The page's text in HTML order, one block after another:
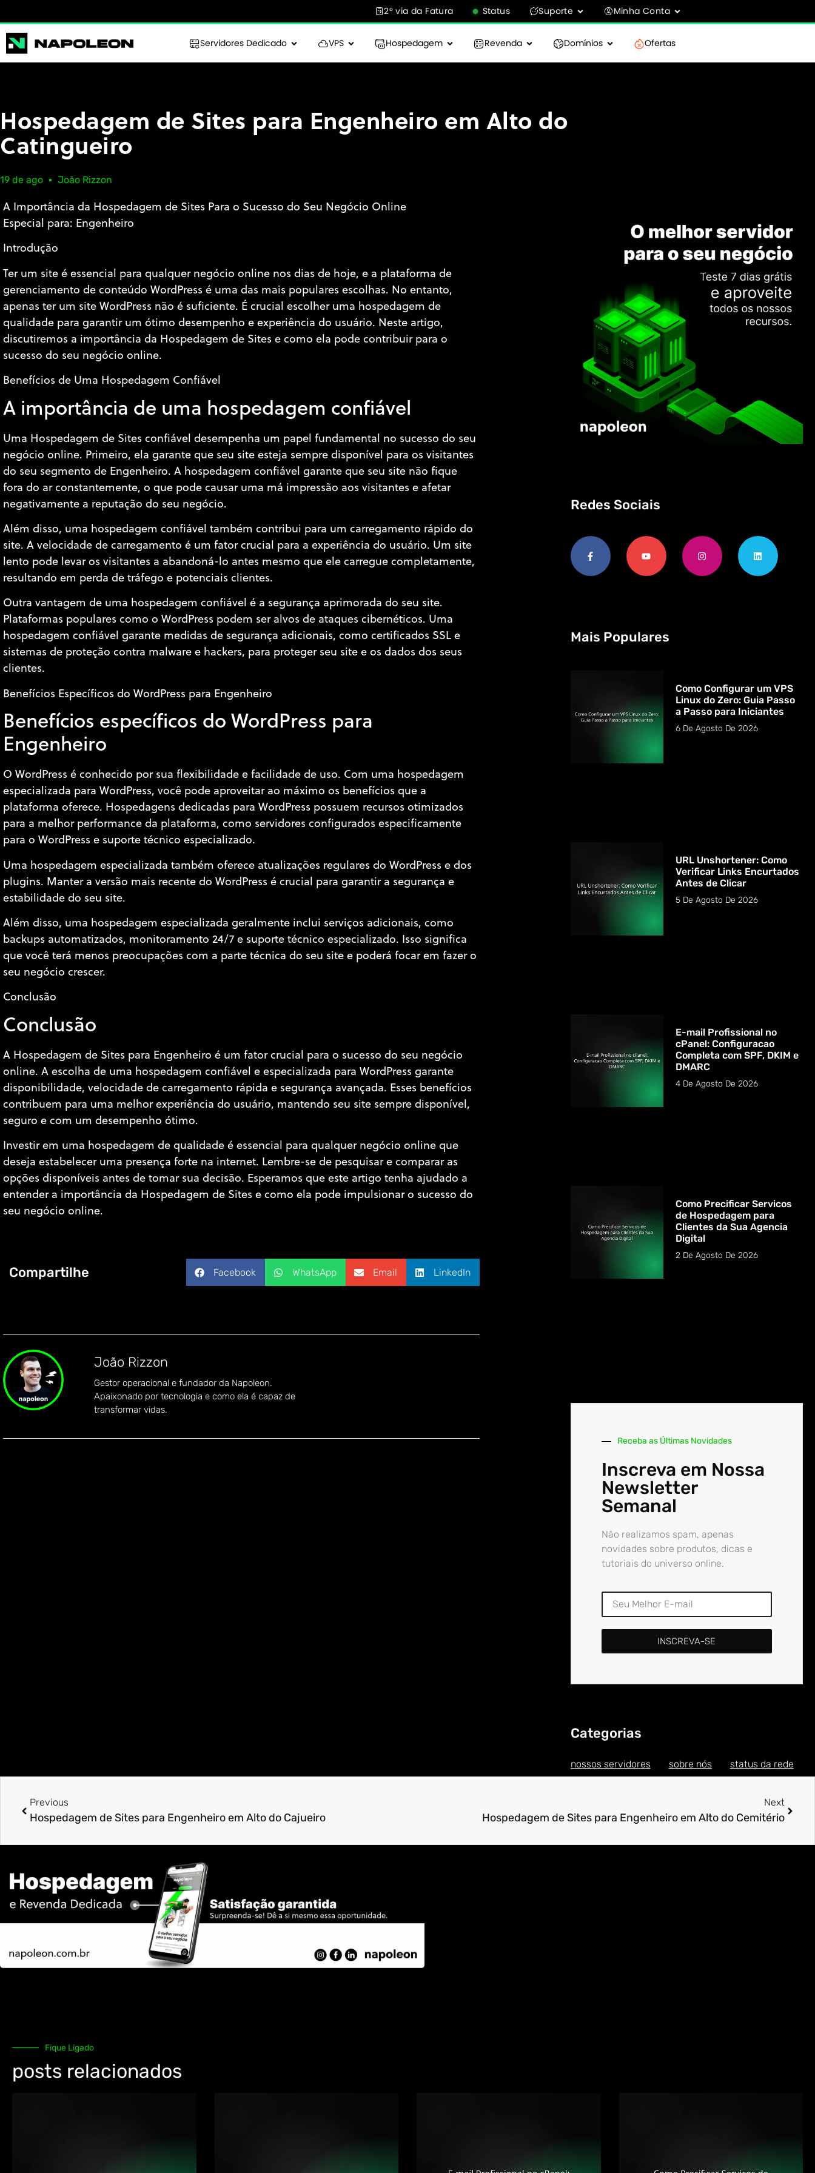
2° via da Fatura Status Suporte Minha Conta
Servidores Dedicado VPS Hospedagem Revenda Domínios Ofertas
Hospedagem de Sites para Engenheiro em Alto do
Catingueiro
19 de ago João Rizzon
A Importância da Hospedagem de Sites Para o Sucesso do Seu Negócio Online
Especial para: Engenheiro
Introdução
Ter um site é essencial para qualquer negócio online nos dias de hoje, e a plataforma de
gerenciamento de conteúdo WordPress é uma das mais populares escolhas. No entanto,
apenas ter um site WordPress não é suficiente. É crucial escolher uma hospedagem de
qualidade para garantir um ótimo desempenho e experiência do usuário. Neste artigo,
discutiremos a importância da Hospedagem de Sites e como ela pode contribuir para o
sucesso do seu negócio online.
Benefícios de Uma Hospedagem Confiável
A importância de uma hospedagem confiável
Uma Hospedagem de Sites confiável desempenha um papel fundamental no sucesso do seu
negócio online. Primeiro, ela garante que seu site esteja sempre disponível para os visitantes
do seu segmento de Engenheiro. A hospedagem confiável garante que seu site não fique
fora do ar constantemente, o que pode causar uma má impressão aos visitantes e afetar
negativamente a reputação do seu negócio.
Além disso, uma hospedagem confiável também contribui para um carregamento rápido do
site. A velocidade de carregamento é um fator crucial para a experiência do usuário. Um site
lento pode levar os visitantes a abandoná-lo antes mesmo que ele carregue completamente,
resultando em perda de tráfego e potenciais clientes.
Outra vantagem de uma hospedagem confiável é a segurança aprimorada do seu site.
Plataformas populares como o WordPress podem ser alvos de ataques cibernéticos. Uma
hospedagem confiável garante medidas de segurança adicionais, como certificados SSL e
sistemas de proteção contra malware e hackers, para proteger seu site e os dados dos seus
clientes.
Benefícios Específicos do WordPress para Engenheiro
Benefícios específicos do WordPress para
Engenheiro
O WordPress é conhecido por sua flexibilidade e facilidade de uso. Com uma hospedagem
especializada para WordPress, você pode aproveitar ao máximo os benefícios que a
plataforma oferece. Hospedagens dedicadas para WordPress possuem recursos otimizados
para a melhor performance da plataforma, como servidores configurados especificamente
para o WordPress e suporte técnico especializado.
Uma hospedagem especializada também oferece atualizações regulares do WordPress e dos
plugins. Manter a versão mais recente do WordPress é crucial para garantir a segurança e
estabilidade do seu site.
Além disso, uma hospedagem especializada geralmente inclui serviços adicionais, como
backups automatizados, monitoramento 24/7 e suporte técnico especializado. Isso significa
que você terá menos preocupações com a parte técnica do seu site e poderá focar em fazer o
seu negócio crescer.
Conclusão
Conclusão
A Hospedagem de Sites para Engenheiro é um fator crucial para o sucesso do seu negócio
online. A escolha de uma hospedagem confiável e especializada para WordPress garante
disponibilidade, velocidade de carregamento rápida e segurança avançada. Esses benefícios
contribuem para uma melhor experiência do usuário, mantendo seu site sempre disponível,
seguro e com um desempenho ótimo.
Investir em uma hospedagem de qualidade é essencial para qualquer negócio online que
deseja estabelecer uma presença forte na internet. Lembre-se de pesquisar e comparar as
opções disponíveis antes de tomar sua decisão. Esperamos que este artigo tenha ajudado a
entender a importância da Hospedagem de Sites e como ela pode impulsionar o sucesso do
seu negócio online.
Compartilhe Facebook WhatsApp Email LinkedIn
João Rizzon
Gestor operacional e fundador da Napoleon.
Apaixonado por tecnologia e como ela é capaz de
transformar vidas.
Redes Sociais
Mais Populares
Como Configurar um VPS
Linux do Zero: Guia Passo
a Passo para Iniciantes
6 De Agosto De 2026
URL Unshortener: Como
Verificar Links Encurtados
Antes de Clicar
5 De Agosto De 2026
E-mail Profissional no
cPanel: Configuracao
Completa com SPF, DKIM e
DMARC
4 De Agosto De 2026
Como Precificar Servicos
de Hospedagem para
Clientes da Sua Agencia
Digital
2 De Agosto De 2026
Receba as Últimas Novidades
Inscreva em Nossa
Newsletter
Semanal
Não realizamos spam, apenas
novidades sobre produtos, dicas e
tutoriais do universo online.
INSCREVA-SE
Categorias
nossos servidores sobre nós status da rede
Previous
Hospedagem de Sites para Engenheiro em Alto do Cajueiro
Next
Hospedagem de Sites para Engenheiro em Alto do Cemitério
Fique Ligado
posts relacionados